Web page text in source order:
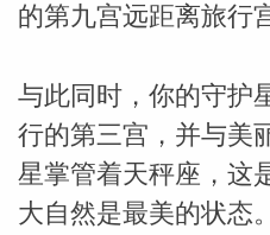
的第九宫远距离旅行
与此同时，你的守护
行的第三宫，并与美
星掌管着天秤座，这
大自然是最美的状态